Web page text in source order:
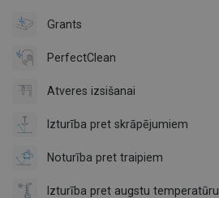
Grants
PerfectClean
Atveres izsišanai
Izturība pret skrāpējumiem
Noturība pret traipiem
Izturība pret augstu temperatūru